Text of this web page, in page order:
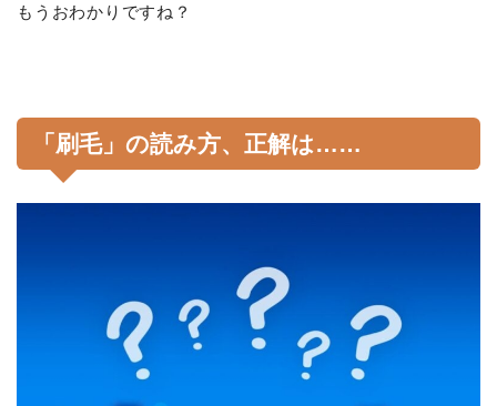
もうおわかりですね？
「刷毛」の読み方、正解は……